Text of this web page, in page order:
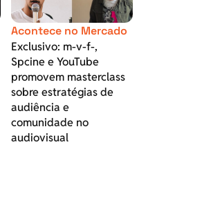
Acontece no Mercado
Exclusivo: m-v-f-,
Spcine e YouTube
promovem masterclass
sobre estratégias de
audiência e
comunidade no
audiovisual